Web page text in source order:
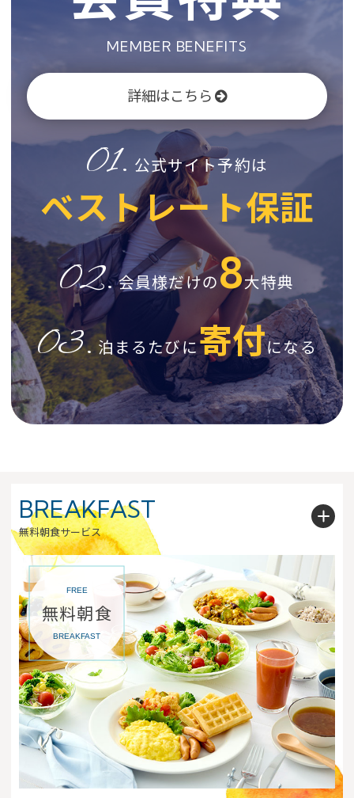
MEMBER BENEFITS
詳細はこちら
01. 公式サイト予約は
ベストレート保証
02. 会員様だけの8大特典
03. 泊まるたびに寄付になる
BREAKFAST
無料朝食サービス
FREE
無料朝食
BREAKFAST